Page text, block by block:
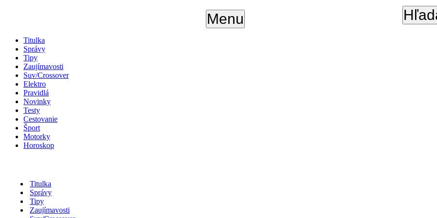
Menu
Titulka
Správy
Tipy
Zaujímavosti
Suv/Crossover
Elektro
Pravidlá
Novinky
Testy
Cestovanie
Šport
Motorky
Horoskop
Titulka
Správy
Tipy
Zaujímavosti